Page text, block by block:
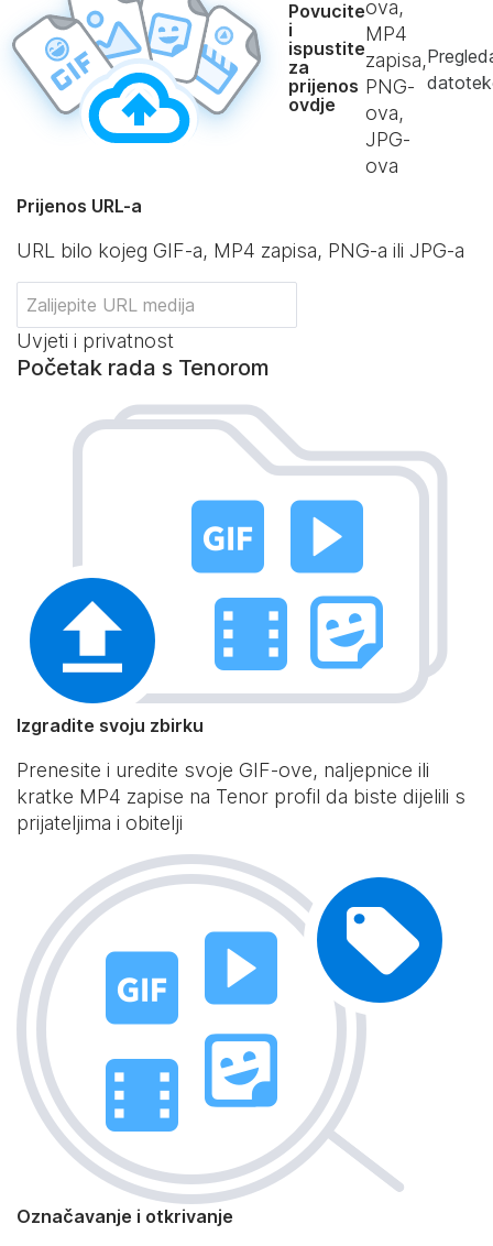
Povucite
i
ispustite
za
prijenos
ovdje
ova,
MP4
zapisa,
PNG-
ova,
JPG-
ova
Prijenos URL-a
URL bilo kojeg GIF-a, MP4 zapisa, PNG-a ili JPG-a
Uvjeti i privatnost
Početak rada s Tenorom
Izgradite svoju zbirku
Prenesite i uredite svoje GIF-ove, naljepnice ili
kratke MP4 zapise na Tenor profil da biste dijelili s
prijateljima i obitelji
Označavanje i otkrivanje